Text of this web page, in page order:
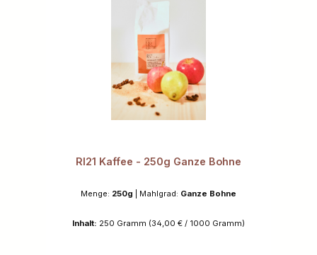
RI21 Kaffee - 250g Ganze Bohne
Menge: 250g Mahlgrad: Ganze Bohne
Inhalt: 250 Gramm (34,00 € / 1000 Gramm)